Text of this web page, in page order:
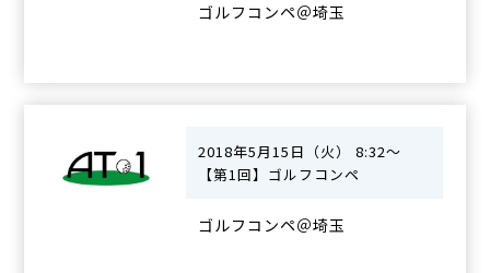
ゴルフコンペ＠埼玉
2018年5月15日（火） 8:32～
【第1回】ゴルフコンペ
ゴルフコンペ＠埼玉